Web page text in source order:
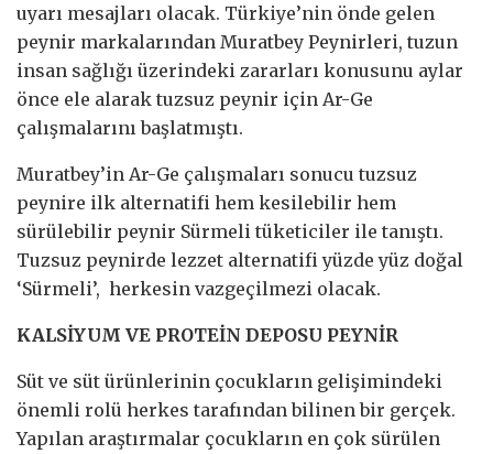
uyarı mesajları olacak. Türkiye’nin önde gelen
peynir markalarından Muratbey Peynirleri, tuzun
insan sağlığı üzerindeki zararları konusunu aylar
önce ele alarak tuzsuz peynir için Ar-Ge
çalışmalarını başlatmıştı.
Muratbey’in Ar-Ge çalışmaları sonucu tuzsuz
peynire ilk alternatifi hem kesilebilir hem
sürülebilir peynir Sürmeli tüketiciler ile tanıştı.
Tuzsuz peynirde lezzet alternatifi yüzde yüz doğal
‘Sürmeli’, herkesin vazgeçilmezi olacak.
KALSİYUM VE PROTEİN DEPOSU PEYNİR
Süt ve süt ürünlerinin çocukların gelişimindeki
önemli rolü herkes tarafından bilinen bir gerçek.
Yapılan araştırmalar çocukların en çok sürülen